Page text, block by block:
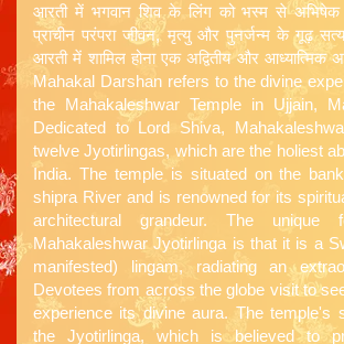
आरती में भगवान शिव के लिंग को भस्म से अभिषेक
प्राचीन परंपरा जीवन, मृत्यु और पुनर्जन्म के गूढ़
आरती में शामिल होना एक अद्वितीय और आध्यात्मिक
Mahakal Darshan refers to the divine
the Mahakaleshwar Temple in Ujjain,
Dedicated to Lord Shiva,
twelve Jyotirlingas, which are the holiest
India. The temple is situated on the
shipra River and is renowned for its
architectural grandeur. The unique
Mahakaleshwar Jyotirlinga is that it is a
manifested) lingam, radiating an
Devotees from across the globe visit to
experience its divine aura. The temple's
the Jyotirlinga, which is believed to